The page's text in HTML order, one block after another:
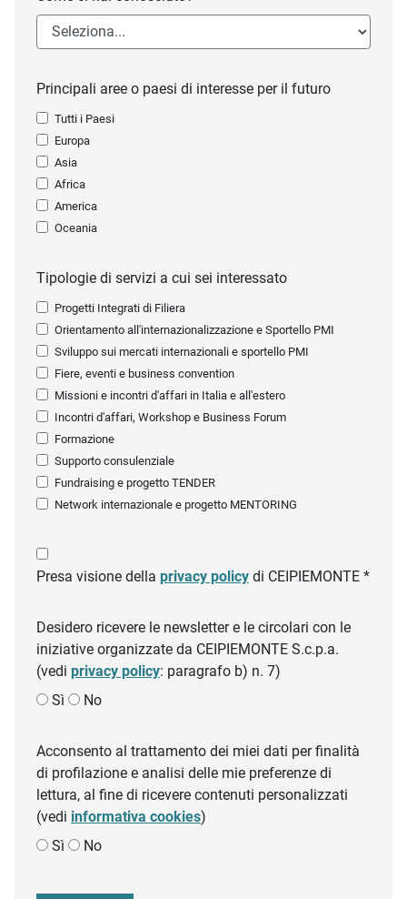
Principali aree o paesi di interesse per il futuro
Tutti i Paesi
Europa
Asia
Africa
America
Oceania
Tipologie di servizi a cui sei interessato
Progetti Integrati di Filiera
Orientamento all'internazionalizzazione e Sportello PMI
Sviluppo sui mercati internazionali e sportello PMI
Fiere, eventi e business convention
Missioni e incontri d'affari in Italia e all'estero
Incontri d'affari, Workshop e Business Forum
Formazione
Supporto consulenziale
Fundraising e progetto TENDER
Network internazionale e progetto MENTORING
Presa visione della privacy policy di CEIPIEMONTE *
Desidero ricevere le newsletter e le circolari con le
iniziative organizzate da CEIPIEMONTE S.c.p.a.
(vedi privacy policy: paragrafo b) n. 7)
Sì
No
Acconsento al trattamento dei miei dati per finalità
di profilazione e analisi delle mie preferenze di
lettura, al fine di ricevere contenuti personalizzati
(vedi informativa cookies)
Sì
No